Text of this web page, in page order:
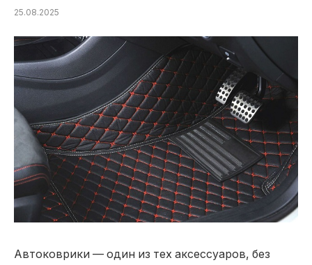
25.08.2025
Автоковрики — один из тех аксессуаров, без